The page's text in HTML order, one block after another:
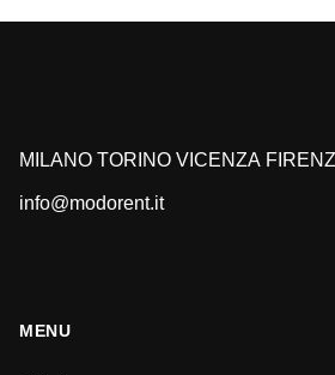
MILANO TORINO VICENZA
info@modorent.it
MENU